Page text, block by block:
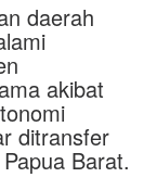
daerah
akibat
ditransfer
Barat.